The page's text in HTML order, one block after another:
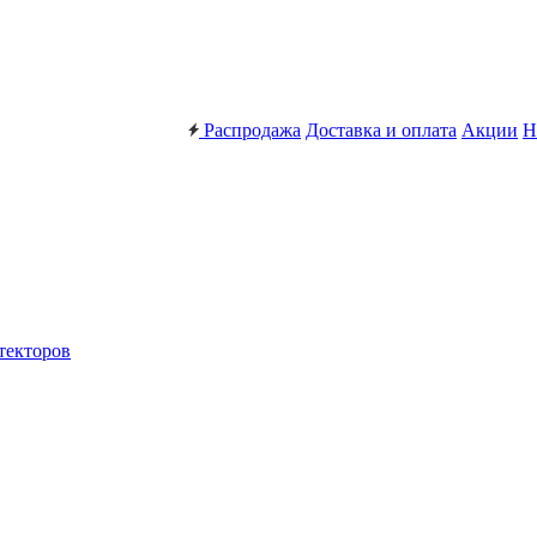
Распродажа Доставка и оплата Акции